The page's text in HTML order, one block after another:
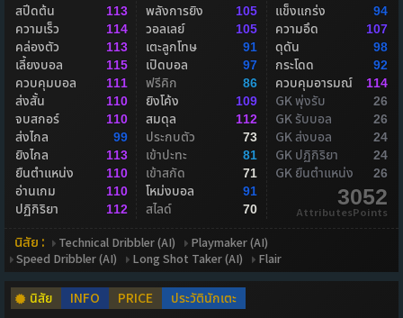
สปีดต้น 113
ความเร็ว 114
คล่องตัว 113
เลี้ยงบอล 115
ควบคุมบอล 111
ส่งสั้น 110
จบสกอร์ 110
ส่งไกล 99
ยิงไกล 113
ยืนตำแหน่ง 110
อ่านเกม 110
ปฏิกิริยา 112
พลังการยิง 105
วอลเลย์ 105
เตะลูกโทษ 91
เปิดบอล 97
ฟรีคิก 86
ยิงโค้ง 109
สมดุล 112
ประกบตัว 73
เข้าปะทะ 81
เข้าสกัด 71
โหม่งบอล 91
สไลด์ 70
แข็งแกร่ง 94
ความอึด 107
ดุดัน 98
กระโดด 92
ควบคุมอารมณ์ 114
GK พุ่งรับ 26
GK รับบอล 26
GK ส่งบอล 24
GK ปฏิกิริยา 24
GK ยืนตำแหน่ง 26
3052
AttributesPoints
นิสัย : Technical Dribbler (AI)
Playmaker (AI)
Speed Dribbler (AI)
Long Shot Taker (AI) Flair
นิสัย INFO PRICE
ประวัตินักเตะ